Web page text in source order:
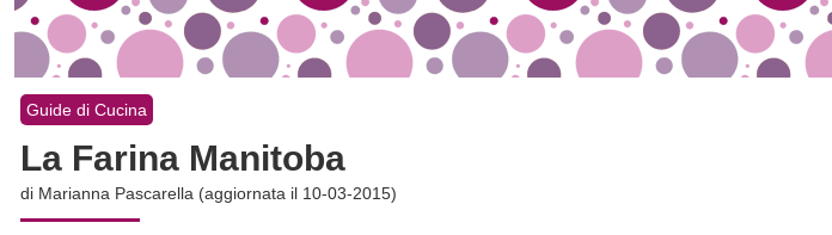
Guide di Cucina
La Farina Manitoba
di Marianna Pascarella (aggiornata il 10-03-2015)